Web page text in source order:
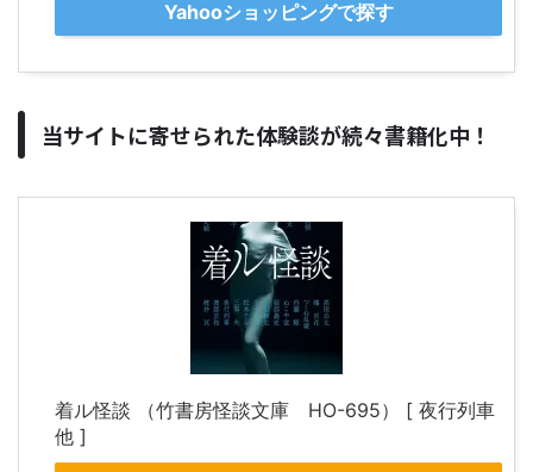
Yahooショッピングで探す
当サイトに寄せられた体験談が続々書籍化中！
着ル怪談 （竹書房怪談文庫 HO-695） [ 夜行列車
他 ]